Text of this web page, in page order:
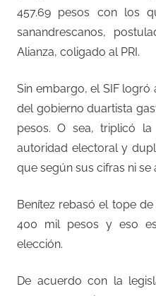
457.69 pesos con los
sanandrescanos,
Alianza, coligado al PRI.
Sin embargo, el SIF
del gobierno duartista
pesos. O sea, triplicó
autoridad electoral y
que según sus cifras ni se
Benítez rebasó el tope
400 mil pesos y eso
elección.
De acuerdo con la